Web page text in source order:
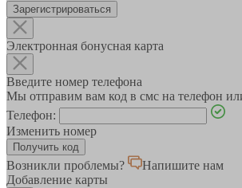
Зарегистрироваться
Электронная бонусная карта
Введите номер телефона
Мы отправим вам код в смс на телефон
Телефон:
Изменить номер
Возникли проблемы?
Напишите нам
Добавление карты